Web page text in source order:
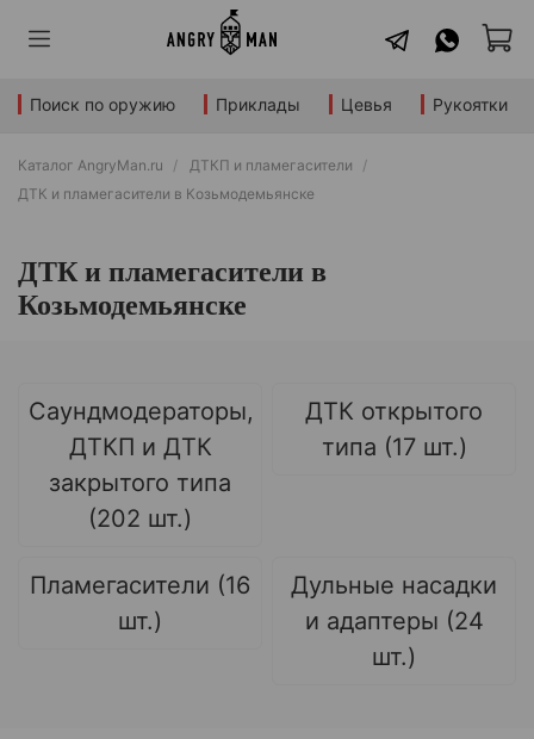
Поиск по оружию Приклады Цевья Рукоятки
Каталог AngryMan.ru
ДТКП и пламегасители
ДТК и пламегасители в Козьмодемьянске
ДТК и пламегасители в
Козьмодемьянске
Саундмодераторы,
ДТКП и ДТК
закрытого типа
(202 шт.)
ДТК открытого
типа (17 шт.)
Пламегасители (16
шт.)
Дульные насадки
и адаптеры (24
шт.)